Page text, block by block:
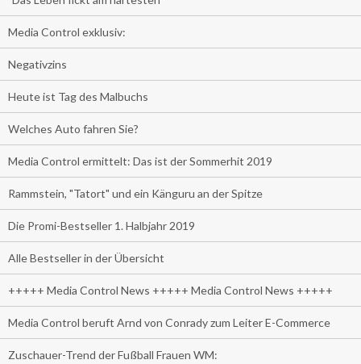
Media Control exklusiv:
Negativzins
Heute ist Tag des Malbuchs
Welches Auto fahren Sie?
Media Control ermittelt: Das ist der Sommerhit 2019
Rammstein, "Tatort" und ein Känguru an der Spitze
Die Promi-Bestseller 1. Halbjahr 2019
Alle Bestseller in der Übersicht
+++++ Media Control News +++++ Media Control News +++++
Media Control beruft Arnd von Conrady zum Leiter E-Commerce
Zuschauer-Trend der Fußball Frauen WM: